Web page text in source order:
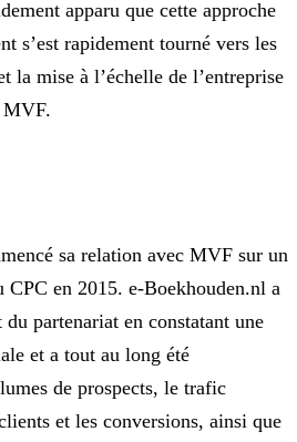
apparu que cette approche
s’est rapidement tourné vers les
la mise à l’échelle de l’entreprise
MVF.
sa relation avec MVF sur un
CPC en 2015. e-Boekhouden.nl a
partenariat en constatant une
et a tout au long été
de prospects, le trafic
et les conversions, ainsi que